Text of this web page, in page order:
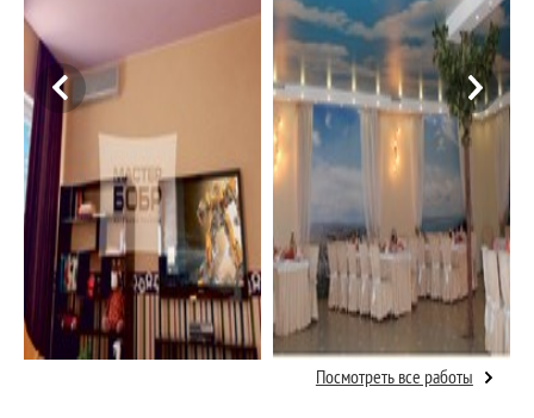
Посмотреть все работы